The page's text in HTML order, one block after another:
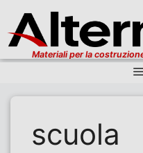
Materiali per la
scuola